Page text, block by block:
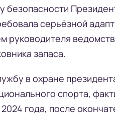
серьёзной
руководителя
запаса.
в охране
спорта,
года, после